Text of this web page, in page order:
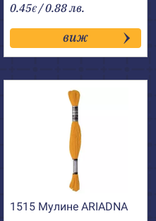
0.45€ / 0.88 лв.
виж
1515 Мулине АRIADNA